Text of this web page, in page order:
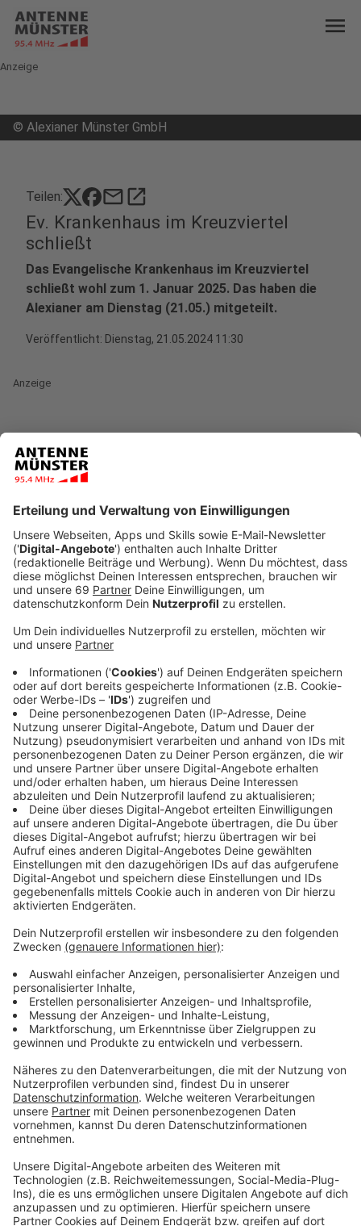
menu
Anzeige
© Alexianer Münster GmbH
Teilen: mailopen_in_new
Ev. Krankenhaus im Kreuzviertel
schließt
Das Evangelische Krankenhaus im Kreuzviertel
schließt wohl zum 1. Januar 2025. Das haben die
Alexianer am Dienstag (21.05.) mitgeteilt.
Veröffentlicht: Dienstag, 21.05.2024 11:30
Anzeige
Krankenhäuser der Alexianer besuchen, das
Clemenshospital oder die Raphaelsklinik Münster.
wirtschaftliche Lage der Klinik, teilen die Alexianer mit.
Deswegen stimmte das NRW-Gesundheitsministerium
dafür, Bereiche der Chirurgie, Inneren Medizin,
Altersmedizin (Geriatrie) und Intensivmedizin auf die
beiden anderen Häuser zu übertragen. Stephan
Dransfeld, Regionalgeschäftsführer der Alexianer
Region Münster, kann die Entscheidung des Landes
nachvollziehen.
Gleichwohl bedauern wir sehr, dass es für dieses
traditionsreiche Haus, in dem Menschen einst
das Licht der Welt erblickten oder im Alter den
letzten Weg gegangen sind, keine Zukunft als
Krankenhausstandort mehr gibt. Für uns ist
entscheidend, dass ältere Menschen, auf die wir
unser Angebot im EVK zuletzt vor allem
ausgerichtet haben, nahtlos und stadtnah in
unseren Häusern Clemenshospital und
Raphaelsklinik vollumfänglich versorgt werden.
Die Versorgungsachse zwischen unseren
Krankenhäusern ist leistungsstark, eng verwoben
und kurz. Niemand bleibt unversorgt.
Anzeige
Mitarbeitende sollen Jobs zugesichert
Anzeige
Mit allen Mitarbeitenden soll in Versammlungen über
die Betroffenheit über das plötzliche EVK-Aus ist
groß. Die Alexianer sind nichtsdestotrotz
hoffnungsvoll, den meisten der fast 400